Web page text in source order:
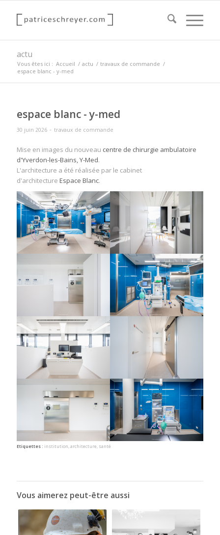
actu
Vous êtes ici : Accueil / actu / travaux de commande /
espace blanc - y-med
espace blanc - y-med
30 juin 2026 - travaux de commande
Mise en images du nouveau centre de chirurgie ambulatoire
d'Yverdon-les-Bains, Y-Med.
L'architecture a été réalisée par le cabinet
d'architecture Espace Blanc.
Etiquettes : institution,architecture, santé
Vous aimerez peut-être aussi